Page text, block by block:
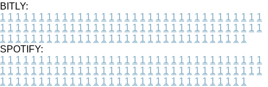
BITLY:
1 1 1 1 1 1 1 1 1 1 1 1 1 1 1 1 1 1 1 1 1 1 1 1 1 1 1 1 1 1 1 1 1 1
1 1 1 1 1 1 1 1 1 1 1 1 1 1 1 1 1 1 1 1 1 1 1 1 1 1 1 1 1 1 1 1 1 1
1 1 1 1 1 1 1 1 1 1 1 1 1 1 1 1 1 1 1 1 1 1 1 1 1 1 1 1 1 1 1 1
SPOTIFY:
1 1 1 1 1 1 1 1 1 1 1 1 1 1 1 1 1 1 1 1 1 1 1 1 1 1 1 1 1 1 1 1 1 1
1 1 1 1 1 1 1 1 1 1 1 1 1 1 1 1 1 1 1 1 1 1 1 1 1 1 1 1 1 1 1 1 1 1
1 1 1 1 1 1 1 1 1 1 1 1 1 1 1 1 1 1 1 1 1 1 1 1 1 1 1 1 1 1 1 1